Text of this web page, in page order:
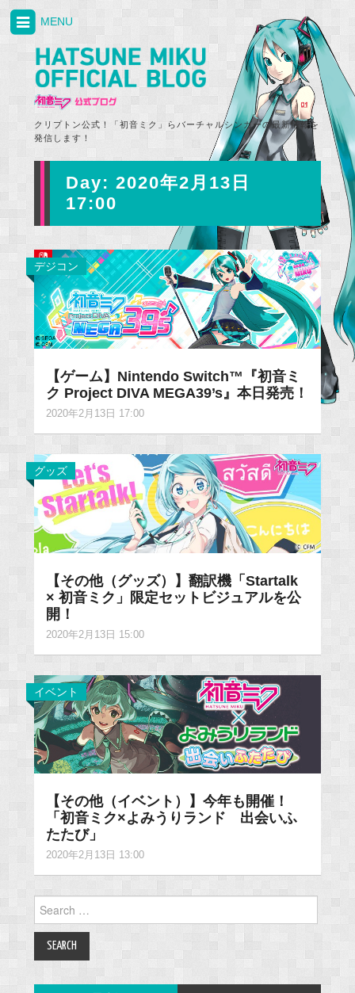
クリプトン公式！「初音ミク」らバーチャルシンガーの最新情報を
発信します！
MENU
Day: 2020年2月13日
17:00
デジコン
【ゲーム】Nintendo Switch™『初音ミ
ク Project DIVA MEGA39’s』本日発売！
2020年2月13日 17:00
グッズ
【その他（グッズ）】翻訳機「Startalk
× 初音ミク」限定セットビジュアルを公
開！
2020年2月13日 15:00
イベント
【その他（イベント）】今年も開催！
「初音ミク×よみうりランド 出会いふ
たたび」
2020年2月13日 13:00
Search
for: